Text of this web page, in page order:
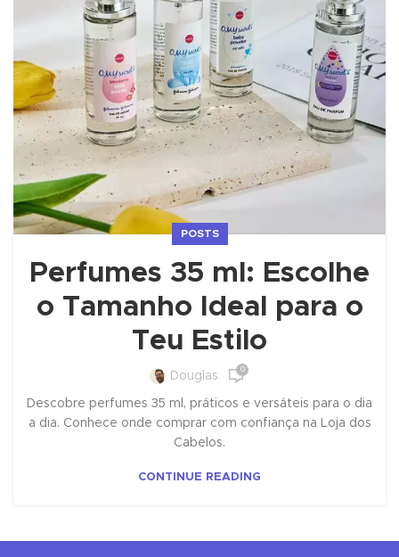
POSTS
Perfumes 35 ml: Escolhe
o Tamanho Ideal para o
Teu Estilo
Douglas 0
Descobre perfumes 35 ml, práticos e versáteis para o dia
a dia. Conhece onde comprar com confiança na Loja dos
Cabelos.
CONTINUE READING